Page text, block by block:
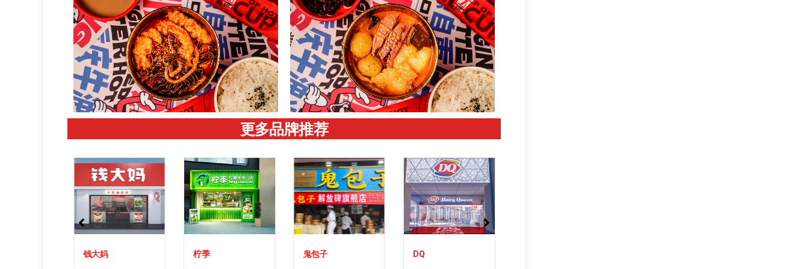
更多品牌推荐
钱大妈 柠季 鬼包子 DQ